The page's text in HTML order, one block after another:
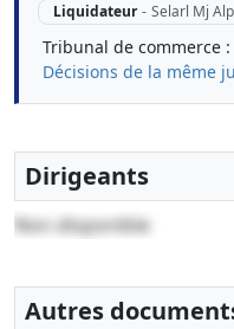
Liquidateur - Selarl Mj
Tribunal de commerce :
Décisions de la même
Dirigeants
Non disponible
Autres